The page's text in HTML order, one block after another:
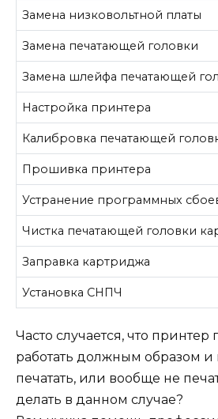
Замена низковольтной платы
Замена печатающей головки
Замена шлейфа печатающей
Настройка принтера
Калибровка печатающей
Прошивка принтера
Устранение программных
Чистка печатающей головки
Заправка картриджа
Установка СНПЧ
Часто случается, что принтер
работать должным образом и
печатать, или вообще не
делать в данном случае?